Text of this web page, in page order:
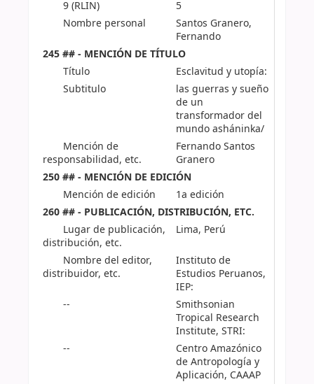
9 (RLIN)
5
Nombre personal
Santos Granero,
Fernando
245 ## - MENCIÓN DE TÍTULO
Título
Esclavitud y utopía:
Subtitulo
las guerras y sueño
de un
transformador del
mundo asháninka/
Mención de
responsabilidad, etc.
Fernando Santos
Granero
250 ## - MENCIÓN DE EDICIÓN
Mención de edición
1a edición
260 ## - PUBLICACIÓN, DISTRIBUCIÓN, ETC.
Lugar de publicación,
distribución, etc.
Lima, Perú
Nombre del editor,
distribuidor, etc.
Instituto de
Estudios Peruanos,
IEP:
--
Smithsonian
Tropical Research
Institute, STRI:
--
Centro Amazónico
de Antropología y
Aplicación, CAAAP